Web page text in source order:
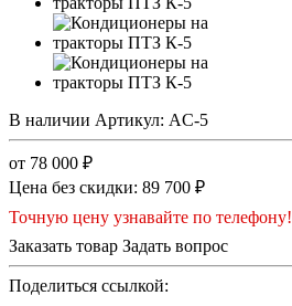
В наличии Артикул: AC-5
от 78 000 ₽
Цена без скидки: 89 700 ₽
Точную цену узнавайте по телефону!
Заказать товар Задать вопрос
Поделиться ссылкой: